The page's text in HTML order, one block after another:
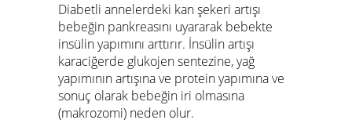
Diabetli annelerdeki kan şekeri artışı
bebeğin pankreasını uyararak bebekte
insülin yapımını arttırır. İnsülin artışı
karaciğerde glukojen sentezine, yağ
yapımının artışına ve protein yapımına ve
sonuç olarak bebeğin iri olmasına
(makrozomi) neden olur.